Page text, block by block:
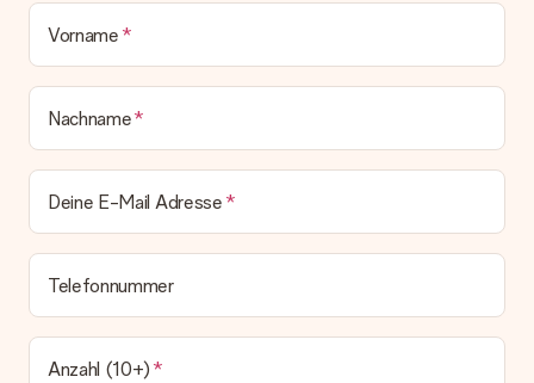
Vorname
Nachname
Deine E-Mail Adresse
Telefonnummer
Anzahl (10+)